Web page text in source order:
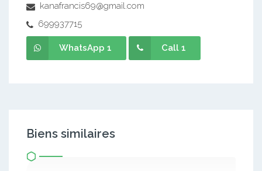
kanafrancis69@gmail.com
699937715
WhatsApp 1 Call 1
Biens similaires